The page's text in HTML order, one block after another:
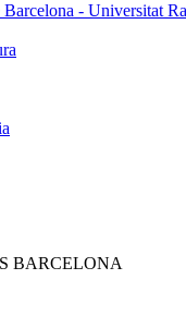
- Universitat
BARCELONA